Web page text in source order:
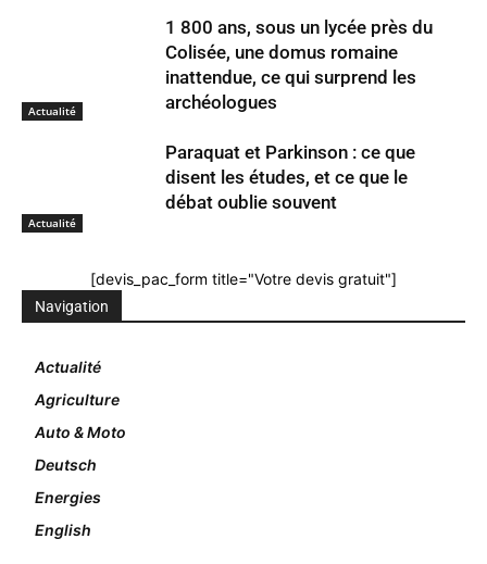
Actualité
1 800 ans, sous un lycée près du
Colisée, une domus romaine
inattendue, ce qui surprend les
archéologues
Actualité
Paraquat et Parkinson : ce que
disent les études, et ce que le
débat oublie souvent
[devis_pac_form title="Votre devis gratuit"]
Navigation
Actualité
Agriculture
Auto & Moto
Deutsch
Energies
English